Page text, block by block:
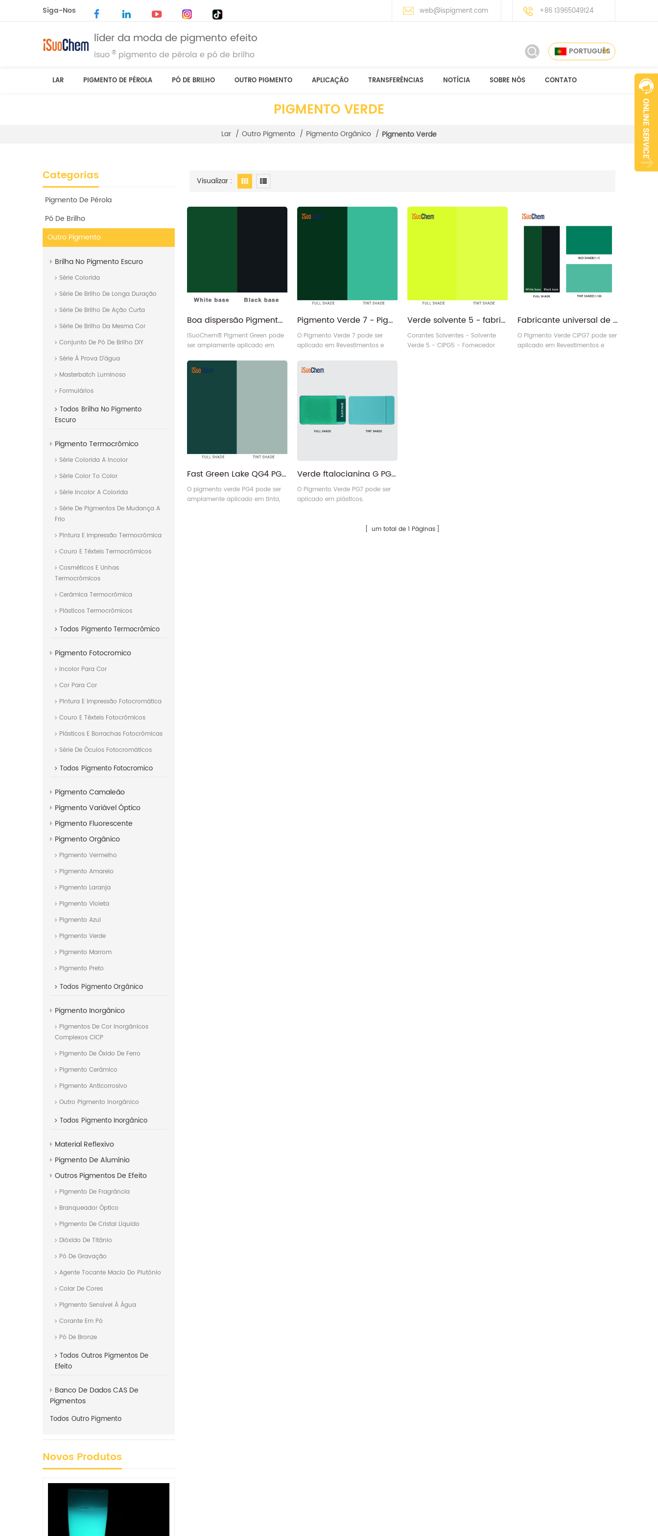
Siga-Nos web@ispigment.com +86 13965049124
líder da moda de pigmento efeito
isuo ® pigmento de pérola e pó de brilho PORTUGUÊS
LAR PIGMENTO DE PÉROLA PÓ DE BRILHO OUTRO PIGMENTO APLICAÇÃO TRANSFERÊNCIAS NOTÍCIA SOBRE NÓS CONTATO
PIGMENTO VERDE
Lar / Outro Pigmento / Pigmento Orgânico / Pigmento Verde
Categorias
Pigmento De Pérola
Pó De Brilho
Outro Pigmento
Brilha No Pigmento Escuro
Série Colorida
Série De Brilho De Longa Duração
Série De Brilho De Ação Curta
Série De Brilho Da Mesma Cor
Conjunto De Pó De Brilho DIY
Série À Prova D'água
Masterbatch Luminoso
Formulários
Todos Brilha No Pigmento
Escuro
Pigmento Termocrômico
Série Colorida A Incolor
Série Color To Color
Série Incolor A Colorida
Série De Pigmentos De Mudança A
Frio
Pintura E Impressão Termocrômica
Couro E Têxteis Termocrômicos
Cosméticos E Unhas
Termocrômicos
Cerâmica Termocrômica
Plásticos Termocrômicos
Todos Pigmento Termocrômico
Pigmento Fotocromico
Incolor Para Cor
Cor Para Cor
Pintura E Impressão Fotocromática
Couro E Têxteis Fotocrômicos
Plásticos E Borrachas Fotocrômicas
Série De Óculos Fotocromáticos
Todos Pigmento Fotocromico
Pigmento Camaleão
Pigmento Variável Óptico
Pigmento Fluorescente
Pigmento Orgânico
Pigmento Vermelho
Pigmento Amarelo
Pigmento Laranja
Pigmento Violeta
Pigmento Azul
Pigmento Verde
Pigmento Marrom
Pigmento Preto
Todos Pigmento Orgânico
Pigmento Inorgânico
Pigmentos De Cor Inorgânicos
Complexos CICP
Pigmento De Óxido De Ferro
Pigmento Cerâmico
Pigmento Anticorrosivo
Outro Pigmento Inorgânico
Todos Pigmento Inorgânico
Material Reflexivo
Pigmento De Alumínio
Outros Pigmentos De Efeito
Pigmento De Fragrância
Branqueador Óptico
Pigmento De Cristal Líquido
Dióxido De Titânio
Pó De Gravação
Agente Tocante Macio Do Plutônio
Colar De Cores
Pigmento Sensível À Água
Corante Em Pó
Pó De Bronze
Todos Outros Pigmentos De
Efeito
Banco De Dados CAS De
Pigmentos
Todos Outro Pigmento
Novos Produtos
Visualizar :
Boa dispersão Pigmento Verde para tintas plásticas
iSuoChem® Pigment Green pode
ser amplamente aplicado em
Pigmento Verde 7 - Pigmento Orgânico Ftalocianina Verde G PG7
O Pigmento Verde 7 pode ser
aplicado em Revestimentos e
Verde solvente 5 - fabricante fluorescente do verde PG5 do pigmento de CAS 79869-59-3
Corantes Solventes - Solvente
Verde 5 - CIPG5 - Fornecedor
Fabricante universal de pigmento orgânico BG7-G verde 7 para tintas de revestimento
O Pigmento Verde CIPG7 pode ser
aplicado em Revestimentos e
Fast Green Lake QG4 PG4 pigmento verde 4 para tintas
O pigmento verde PG4 pode ser
amplamente aplicado em tinta,
Verde ftalocianina G PG7 pigmento verde 7 para plásticos
O Pigmento Verde PG7 pode ser
aplicado em plásticos.
um total de 1 Páginas